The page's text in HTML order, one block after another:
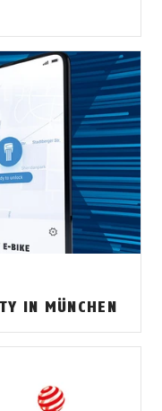
IN MÜNCHEN